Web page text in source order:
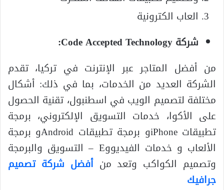
العاب الكترونية
شركة Code Accepted Technology:
من أفضل المتاجر عبر الإنترنت في تركيا، تقدم
الشركة العديد من الخدمات، بما في ذلك: أشكال
مختلفة لتصميم الويب في اسطنبول، تقنية الحصول
على الأكوا، خدمات التسويق الإلكتروني، برمجة
تطبيقات iPhoneو برمجة تطبيقات Androidو برمجة
الألعاب و خدمات الفيديووE – التسويق والبرمجة
وتصميم الكواكب وتعد من أفضل شركة تصميم
جرافيك